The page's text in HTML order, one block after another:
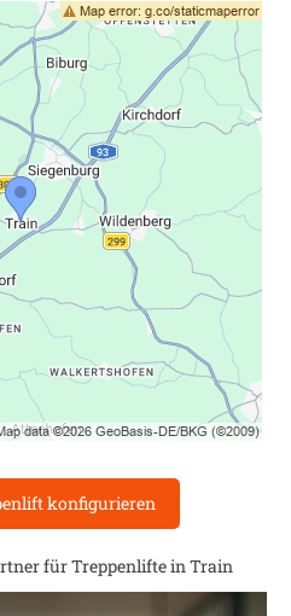
konfigurieren
für Treppenlifte inTrain